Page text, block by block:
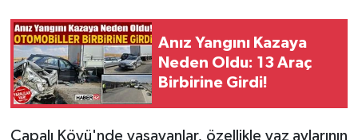
Anız Yangını Kazaya
Neden Oldu: 13 Araç
Birbirine Girdi!
Çapalı Köyü'nde yaşayanlar, özellikle yaz aylarının
İletişim
Künye